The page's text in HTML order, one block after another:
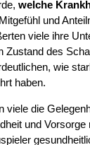
welche
und
viele ihre
Zustand des
wie
haben.
viele die
und